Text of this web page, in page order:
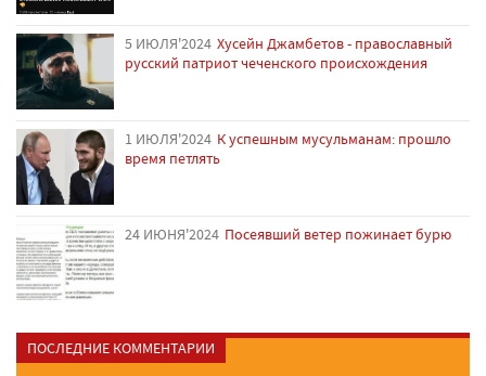
5 ИЮЛЯ'2024 Хусейн Джамбетов - православный
русский патриот чеченского происхождения
1 ИЮЛЯ'2024 К успешным мусульманам: прошло
время петлять
24 ИЮНЯ'2024 Посеявший ветер пожинает бурю
ПОСЛЕДНИЕ КОММЕНТАРИИ